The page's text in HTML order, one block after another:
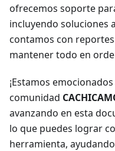
ofrecemos soporte
incluyendo soluciones
contamos con
mantener todo en
¡Estamos
comunidad
avanzando en esta
lo que puedes lograr
herramienta,